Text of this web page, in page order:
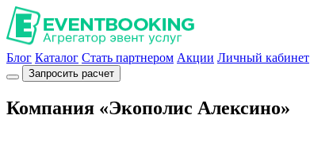
Блог Каталог Стать партнером Акции Личный кабинет
Запросить расчет
Компания «Экополис Алексино»